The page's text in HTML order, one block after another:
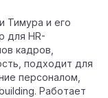
Тимура и его
для HR-
кадров,
подходит для
персоналом,
Работает